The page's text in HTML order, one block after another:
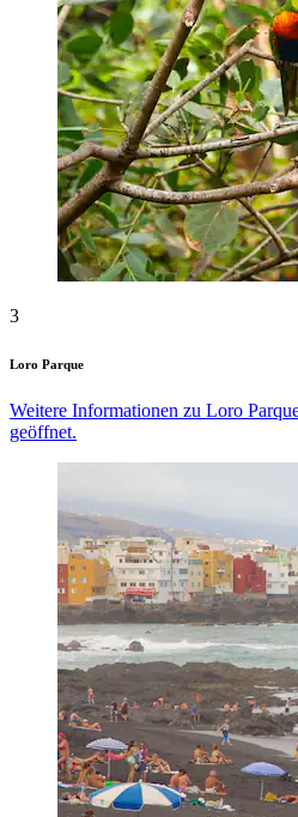
3
Loro Parque
Weitere Informationen zu Loro
geöffnet.